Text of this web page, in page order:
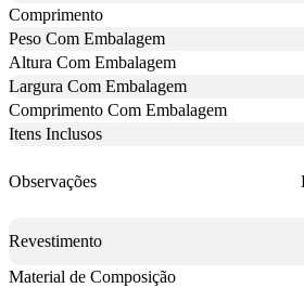
Comprimento
Peso Com Embalagem
Altura Com Embalagem
Largura Com Embalagem
Comprimento Com Embalagem
Itens Inclusos
Observações
Revestimento
Material de Composição